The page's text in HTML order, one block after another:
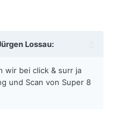
Lossau:
wir bei click & surr ja
und Scan von Super 8